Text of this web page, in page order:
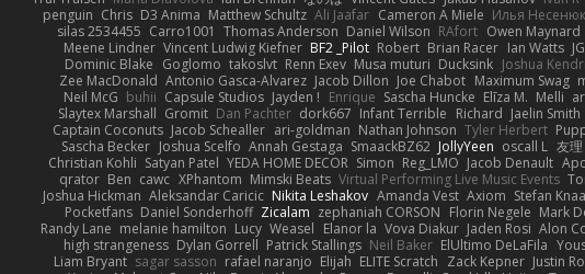
penguin Chris D3 Anima Matthew Schultz Ali Jaafar Cameron A Miele Илья Несенюк
silas 2534455 Carro1001 Thomas Anderson Daniel Wilson RAfort Owen Maynard
Meene Lindner Vincent Ludwig Kiefner BF2 _Pilot Robert Brian Racer Ian Watts
Dominic Blake Goglomo takoslvt Renn Exev Musa muturi Ducksink Joshua
Zee MacDonald Antonio Gasca-Alvarez Jacob Dillon Joe Chabot Maximum Swag
Neil McG buhii Capsule Studios Jayden ! Enrique Sascha Huncke Elīza M. Melli
Slaytex Marshall Gromit Dan Pachter dork667 Infant Terrible Richard Jaelin Smith
Captain Coconuts Jacob Schealler ari-goldman Nathan Johnson Tyler Herbert
Sascha Becker Joshua Scelfo Annah Gestaga SmaackBZ62 JollyYeen oscall L 友
Christian Kohli Satyan Patel YEDA HOME DECOR Simon Reg_LMO Jacob Denault
qrator Ben cawc XPhantom Mimski Beats Virtual Performing Live Music Events
Joshua Hickman Aleksandar Caricic Nikita Leshakov Amanda Vest Axiom Stefan
Pocketfans Daniel Sonderhoff Zicalam zephaniah CORSON Florin Negele Mark
Randy Lane melanie hamilton Lucy Weasel Elanor la Vova Diakur Jaden Rosi Alon
high strangeness Dylan Gorrell Patrick Stallings Neil Baker ElUltimo DeLaFila
Liam Bryant sagar sasson rafael naranjo Elijah ELITE Scratch Zack Kepner Justin